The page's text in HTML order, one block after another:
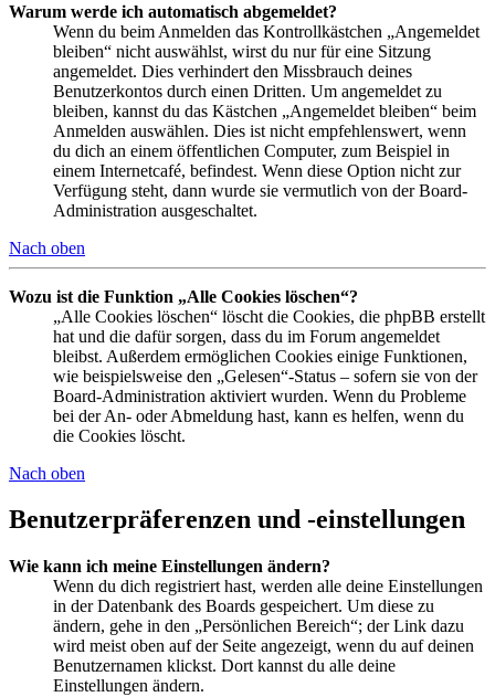
Warum werde ich automatisch abgemeldet?
Wenn du beim Anmelden das Kontrollkästchen „Angemeldet
bleiben“ nicht auswählst, wirst du nur für eine Sitzung
angemeldet. Dies verhindert den Missbrauch deines
Benutzerkontos durch einen Dritten. Um angemeldet zu
bleiben, kannst du das Kästchen „Angemeldet bleiben“ beim
Anmelden auswählen. Dies ist nicht empfehlenswert, wenn
du dich an einem öffentlichen Computer, zum Beispiel in
einem Internetcafé, befindest. Wenn diese Option nicht zur
Verfügung steht, dann wurde sie vermutlich von der Board-
Administration ausgeschaltet.
Nach oben
Wozu ist die Funktion „Alle Cookies löschen“?
„Alle Cookies löschen“ löscht die Cookies, die phpBB erstellt
hat und die dafür sorgen, dass du im Forum angemeldet
bleibst. Außerdem ermöglichen Cookies einige Funktionen,
wie beispielsweise den „Gelesen“-Status – sofern sie von der
Board-Administration aktiviert wurden. Wenn du Probleme
bei der An- oder Abmeldung hast, kann es helfen, wenn du
die Cookies löscht.
Nach oben
Benutzerpräferenzen und -einstellungen
Wie kann ich meine Einstellungen ändern?
Wenn du dich registriert hast, werden alle deine Einstellungen
in der Datenbank des Boards gespeichert. Um diese zu
ändern, gehe in den „Persönlichen Bereich“; der Link dazu
wird meist oben auf der Seite angezeigt, wenn du auf deinen
Benutzernamen klickst. Dort kannst du alle deine
Einstellungen ändern.